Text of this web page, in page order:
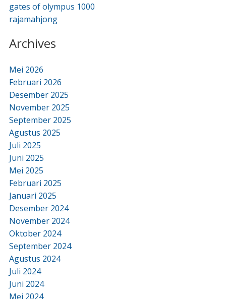
gates of olympus 1000
rajamahjong
Archives
Mei 2026
Februari 2026
Desember 2025
November 2025
September 2025
Agustus 2025
Juli 2025
Juni 2025
Mei 2025
Februari 2025
Januari 2025
Desember 2024
November 2024
Oktober 2024
September 2024
Agustus 2024
Juli 2024
Juni 2024
Mei 2024